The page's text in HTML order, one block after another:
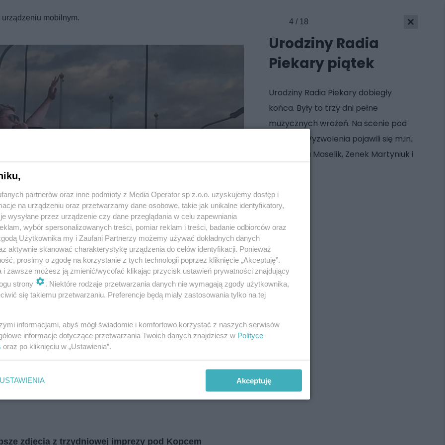
mobilnym.
fot: UM
zdjęcia z trzydniowej imprezy pod Kopcem
4 / 18
Urodziny Radia
Piekary piątek
Urodziny Radia Piekary dobiegły
końca. Były to trzy dni pełne
muzycznych wrażeń. Na scenie pod
Kopcem Wyzwolenia pojawili się m.in.:
Cleo, Sonia Maselik, Zenek Martyniuk i
regulamin korzystania z portali
Twojemiasto
Piekary Śląskie
Chorzów
Tarnowskie Góry
Ruda Śląska
Świętochłowice
Tychy
Bytom
Katowice
Zabrze
Zagłębie
Skontakuj sięz nami
Kontakt
Redakcja
Newsletter
Reklama
partnerów oraz inne podmioty z Media Operator sp z.o.o. uzyskujemy dostęp i
na urządzeniu oraz przetwarzamy dane osobowe, takie jak unikalne identyfikatory,
wysyłane przez urządzenie czy dane przeglądania w celu zapewniania
wybór spersonalizowanych treści, pomiar reklam i treści, badanie odbiorców oraz
Użytkownika my i Zaufani Partnerzy możemy używać dokładnych danych
aktywnie skanować charakterystykę urządzenia do celów identyfikacji. Ponieważ
prosimy o zgodę na korzystanie z tych technologii poprzez kliknięcie „Akceptuję”.
i zawsze możesz ją zmienić/wycofać klikając przycisk ustawień prywatności znajdujący
strony
. Niektóre rodzaje przetwarzania danych nie wymagają zgody użytkownika,
się takiemu przetwarzaniu. Preferencje będą miały zastosowania tylko na tej
informacjami, abyś mógł świadomie i komfortowo korzystać z naszych serwisów
informacje dotyczące przetwarzania Twoich danych znajdziesz w Polityce
oraz po kliknięciu w „Ustawienia”.
USTAWIENIA Akceptuję